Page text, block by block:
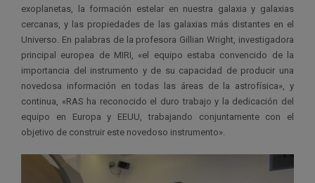
exoplanetas, la formación estelar en nuestra galaxia y galaxias
cercanas, y las propiedades de las galaxias más distantes en el
Universo. En palabras de la profesora Gillian Wright, investigadora
principal europea de MIRI, «el equipo estaba convencido de la
importancia del instrumento y de su capacidad de producir una
novedosa información en todas las áreas de la astrofísica», y
continua, «RAS ha reconocido el duro trabajo y la dedicación del
equipo en Europa y EEUU, trabajando conjuntamente con el
objetivo de construir este novedoso instrumento».